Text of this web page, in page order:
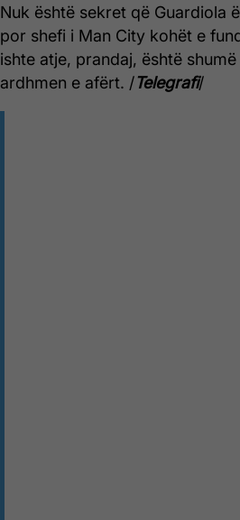
Nuk është sekret që Guardiola
por shefi i Man City kohët e
ishte atje, prandaj, është
ardhmen e afërt. /Telegrafi/